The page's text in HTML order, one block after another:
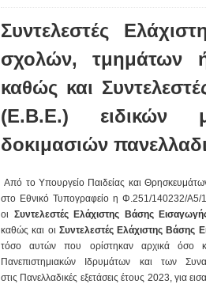
Συντελεστές
σχολών, τμημάτων ή
καθώς και
(Ε.Β.Ε.) ειδικών
δοκιμασιών
Από το Υπουργείο Παιδείας και
στο Εθνικό Τυπογραφείο η Φ.251/140232/A5/
οι Συντελεστές Ελάχιστης Βάσης
καθώς και οι Συντελεστές Ελάχιστης Βάσης
τόσο αυτών που ορίστηκαν αρχικά όσο
Πανεπιστημιακών Ιδρυμάτων και των
στις Πανελλαδικές εξετάσεις έτους 2023, για